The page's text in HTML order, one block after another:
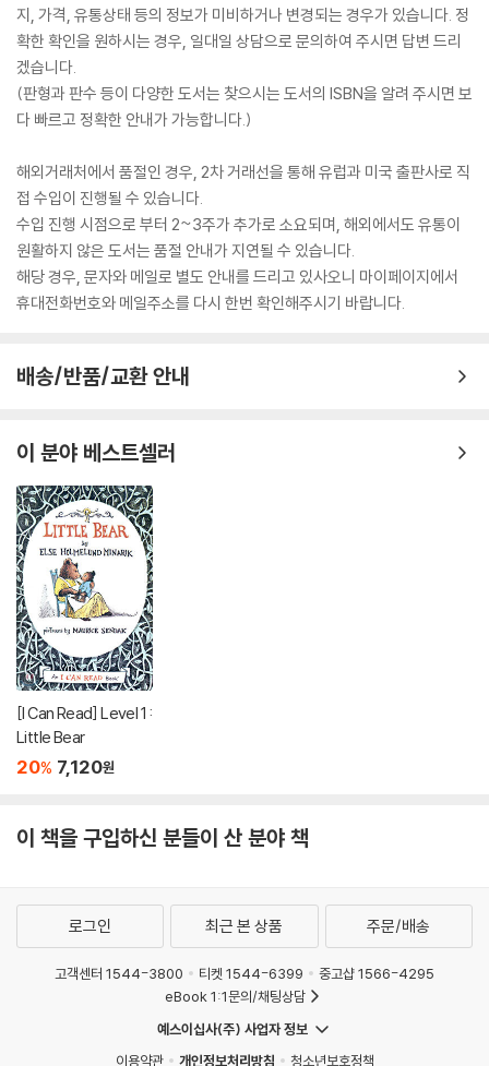
지, 가격, 유통상태 등의 정보가 미비하거나 변경되는 경우가 있습니다. 정
확한 확인을 원하시는 경우, 일대일 상담으로 문의하여 주시면 답변 드리
겠습니다.
(판형과 판수 등이 다양한 도서는 찾으시는 도서의 ISBN을 알려 주시면 보
다 빠르고 정확한 안내가 가능합니다.)
해외거래처에서 품절인 경우, 2차 거래선을 통해 유럽과 미국 출판사로 직
접 수입이 진행될 수 있습니다.
수입 진행 시점으로 부터 2~3주가 추가로 소요되며, 해외에서도 유통이
원활하지 않은 도서는 품절 안내가 지연될 수 있습니다.
해당 경우, 문자와 메일로 별도 안내를 드리고 있사오니 마이페이지에서
휴대전화번호와 메일주소를 다시 한번 확인해주시기 바랍니다.
배송/반품/교환 안내
이 분야 베스트셀러
[I Can Read] Level 1 :
Little Bear
20% 7,120원
이 책을 구입하신 분들이 산 분야 책
로그인 최근 본 상품 주문/배송
고객센터 1544-3800 티켓 1544-6399
중고샵 1566-4295
eBook 1:1문의/채팅상담
예스이십사(주) 사업자 정보
이용약관
개인정보처리방침 청소년보호정책